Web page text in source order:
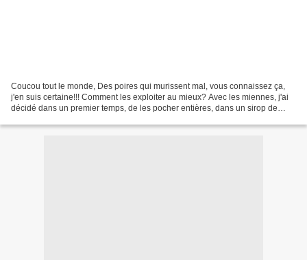
Coucou tout le monde, Des poires qui murissent mal, vous connaissez ça,
j'en suis certaine!!! Comment les exploiter au mieux? Avec les miennes, j'ai
décidé dans un premier temps, de les pocher entières, dans un sirop de